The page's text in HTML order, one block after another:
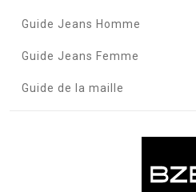
Guide Jeans Homme
Guide Jeans Femme
Guide de la maille